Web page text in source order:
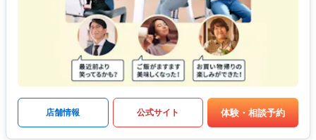
店舗情報 公式サイト 体験・相談予約